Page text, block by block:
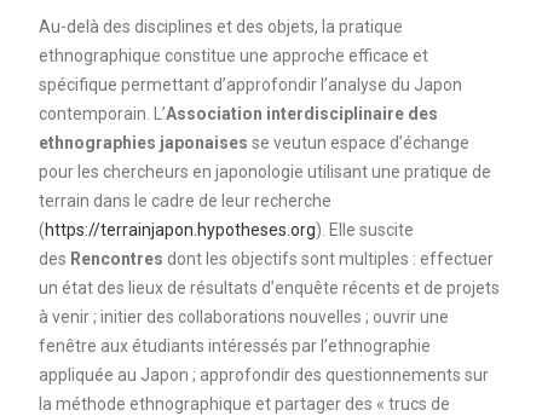
Au-delà des disciplines et des objets, la pratique
ethnographique constitue une approche efficace et
spécifique permettant d’approfondir l’analyse du Japon
contemporain. L’Association interdisciplinaire des
ethnographies japonaises se veutun espace d’échange
pour les chercheurs en japonologie utilisant une pratique de
terrain dans le cadre de leur recherche
(https://terrainjapon.hypotheses.org). Elle suscite
des Rencontres dont les objectifs sont multiples : effectuer
un état des lieux de résultats d’enquête récents et de projets
à venir ; initier des collaborations nouvelles ; ouvrir une
fenêtre aux étudiants intéressés par l’ethnographie
appliquée au Japon ; approfondir des questionnements sur
la méthode ethnographique et partager des « trucs de